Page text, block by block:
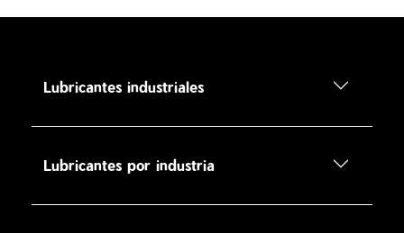
Lubricantes industriales
Lubricantes por industria